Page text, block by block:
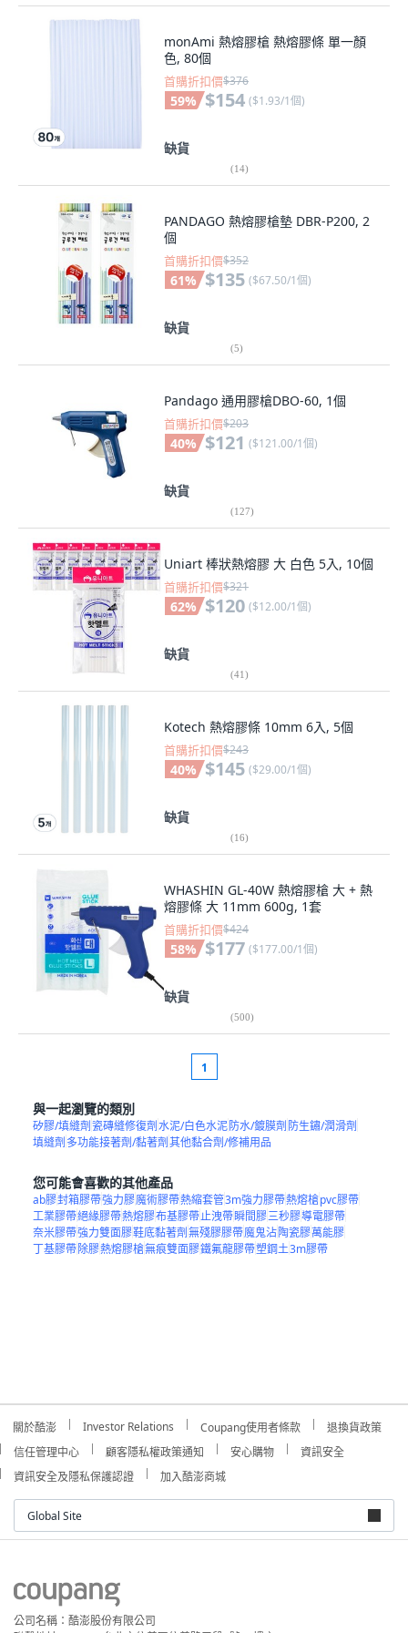
monAmi 熱熔膠槍 熱熔膠條 單一顏
色, 80個
首購折扣價$376
59% $154 ($1.93/1個)
缺貨
(14)
PANDAGO 熱熔膠槍墊 DBR-P200, 2
個
首購折扣價$352
61% $135 ($67.50/1個)
缺貨
(5)
Pandago 通用膠槍DBO-60, 1個
首購折扣價$203
40% $121 ($121.00/1個)
缺貨
(127)
Uniart 棒狀熱熔膠 大 白色 5入, 10個
首購折扣價$321
62% $120 ($12.00/1個)
缺貨
(41)
Kotech 熱熔膠條 10mm 6入, 5個
首購折扣價$243
40% $145 ($29.00/1個)
缺貨
(16)
WHASHIN GL-40W 熱熔膠槍 大 + 熱
熔膠條 大 11mm 600g, 1套
首購折扣價$424
58% $177 ($177.00/1個)
缺貨
(500)
1
與一起瀏覽的類別
矽膠/填縫劑瓷磚縫修復劑水泥/白色水泥防水/鍍膜劑 防生鏽/潤滑劑
填縫劑多功能接著劑/黏著劑其他黏合劑/修補用品
您可能會喜歡的其他產品
ab膠封箱膠帶強力膠魔術膠帶熱縮套管3m強力膠帶熱熔槍pvc膠帶
工業膠帶絕緣膠帶熱熔膠布基膠帶止洩帶瞬間膠三秒膠導電膠帶
奈米膠帶強力雙面膠鞋底黏著劑無殘膠膠帶魔鬼沾陶瓷膠萬能膠
丁基膠帶除膠熱熔膠槍無痕雙面膠鐵氟龍膠帶塑鋼土3m膠帶
關於酷澎 Investor Relations Coupang使用者條款
退換貨政策
信任管理中心
顧客隱私權政策通知 安心購物
資訊安全
資訊安全及隱私保護認證
加入酷澎商城
Global Site
公司名稱：酷澎股份有限公司